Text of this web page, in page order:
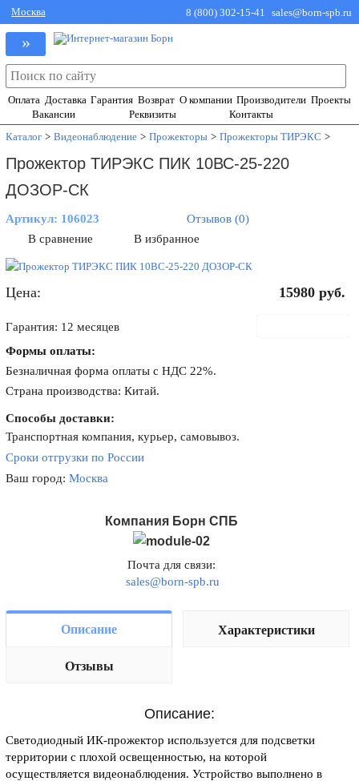
Москва 8 (800) 302-15-41 sales@born-spb.ru
»
Оплата Доставка Гарантия Возврат О компании Производители Проекты
Вакансии
Реквизиты
Контакты
Каталог > Видеонаблюдение > Прожекторы > Прожекторы ТИРЭКС >
Прожектор ТИРЭКС ПИК 10ВС-25-220
ДОЗОР-СК
Артикул: 106023
Отзывов (0)
В сравнение
В избранное
Цена: 15980 руб.
Гарантия: 12 месяцев
Формы оплаты:
Безналичная форма оплаты с НДС 22%.
Страна производства: Китай.
Способы доставки:
Транспортная компания, курьер, самовывоз.
Сроки отгрузки по России
Ваш город:Москва
Компания Борн СПБ
Почта для связи:
sales@born-spb.ru
Описание Характеристики
Отзывы
Описание:
Светодиодный ИК-прожектор используется для подсветки
территории с плохой освещенностью, на которой
осуществляется видеонаблюдения. Устройство выполнено в